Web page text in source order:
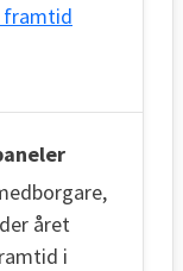
framtid
året
i